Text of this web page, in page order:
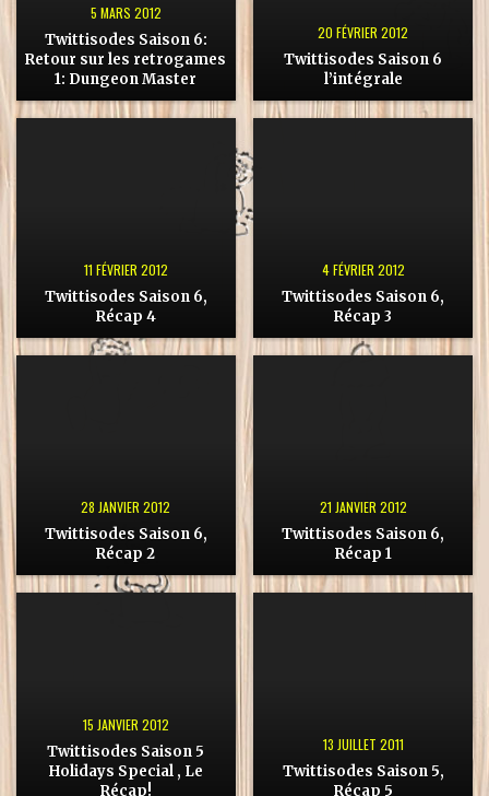
5 MARS 2012
Twittisodes Saison 6:
Retour sur les retrogames
1: Dungeon Master
20 FÉVRIER 2012
Twittisodes Saison 6
l’intégrale
11 FÉVRIER 2012
Twittisodes Saison 6,
Récap 4
4 FÉVRIER 2012
Twittisodes Saison 6,
Récap 3
28 JANVIER 2012
Twittisodes Saison 6,
Récap 2
21 JANVIER 2012
Twittisodes Saison 6,
Récap 1
15 JANVIER 2012
Twittisodes Saison 5
Holidays Special , Le
Récap!
13 JUILLET 2011
Twittisodes Saison 5,
Récap 5